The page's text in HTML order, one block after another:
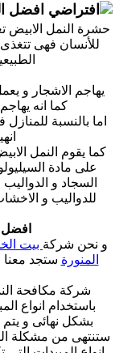
افضل
حشرة النمل الابيض
للأنسان فهى
يهاجم الاشجار و
كما انه
اما بالنسبة
كما يقوم النمل
على مادة
السجاد و
للدواليب و
افضل
و نحن شركة بيت
المنورة ستجد
شركة مكافحة
باستخدام انواع
بشكل نهائى و يتم
ستنتهى من مشكلة